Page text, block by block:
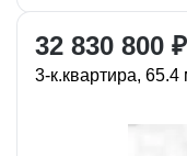
32 830 800 ₽
3-к.квартира, 65.4